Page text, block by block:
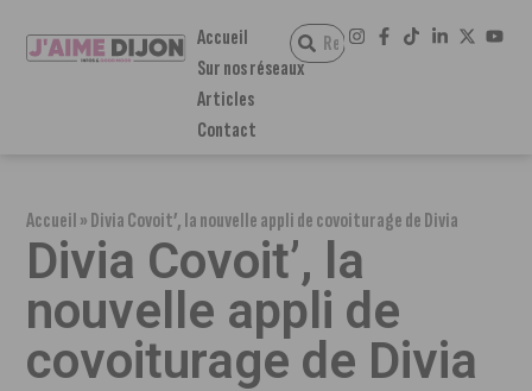
Accueil
Sur nos réseaux
Articles
Contact
Accueil»Divia Covoit’, la nouvelle appli de covoiturage de Divia
Divia Covoit’, la
nouvelle appli de
covoiturage de Divia